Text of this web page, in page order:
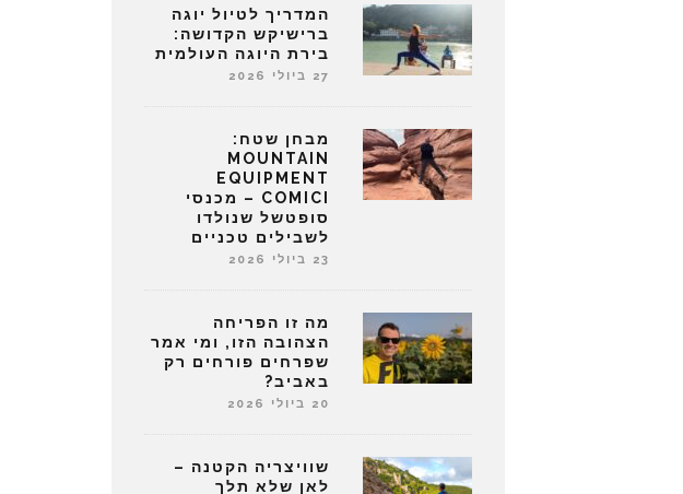
המדריך לטיול יוגה
ברישיקש הקדושה:
בירת היוגה העולמית
27 ביולי 2026
מבחן שטח:
MOUNTAIN
EQUIPMENT
COMICI – מכנסי
סופטשל שנולדו
לשבילים טכניים
23 ביולי 2026
מה זו הפריחה
הצהובה הזו, ומי אמר
שפרחים פורחים רק
באביב?
20 ביולי 2026
שוויצריה הקטנה –
לאן שלא תלך